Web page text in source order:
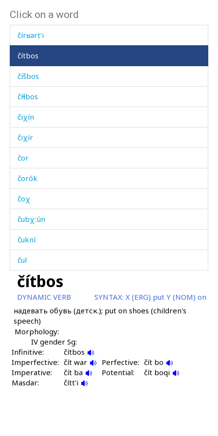
Click on a word
čitír
čírʁərt'i
čítbos
číšbos
číɬbos
čiχín
čiχír
čor
čorók
čoχ
čubχːún
čukní
čul
čulá
čulá as
čulá kes
čulá šːubús
čulátːut
čultúk
čítbos
DYNAMIC VERB SYNTAX: X (ERG) put Y (NOM) on
надевать обувь (детск.); put on shoes (children's
speech)
Morphology:
IV gender Sg:
Infinitive:
čítbos
Imperfective: čít war Perfective: čít bo
Imperative:
čít ba Potential:
čít boqi
Masdar:
čítt'i